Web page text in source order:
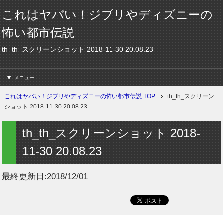
これはヤバい！ジブリやディズニーの
怖い都市伝説
th_th_スクリーンショット 2018-11-30 20.08.23
メニュー
これはヤバい！ジブリやディズニーの怖い都市伝説 TOP
th_th_スクリーン
ショット 2018-11-30 20.08.23
th_th_スクリーンショット 2018-
11-30 20.08.23
最終更新日:2018/12/01